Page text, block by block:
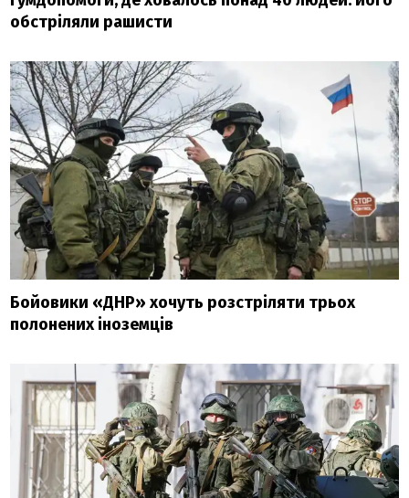
обстріляли рашисти
Бойовики «ДНР» хочуть розстріляти трьох
полонених іноземців